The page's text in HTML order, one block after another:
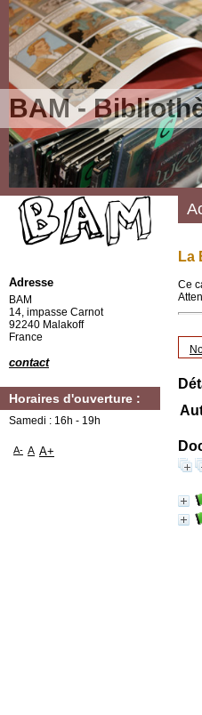
BAM -
La
Ce
Adresse
BAM
14, impasse Carnot
92240 Malakoff
France
contact
Horaires d'ouverture :
Samedi : 16h - 19h
A- A A+